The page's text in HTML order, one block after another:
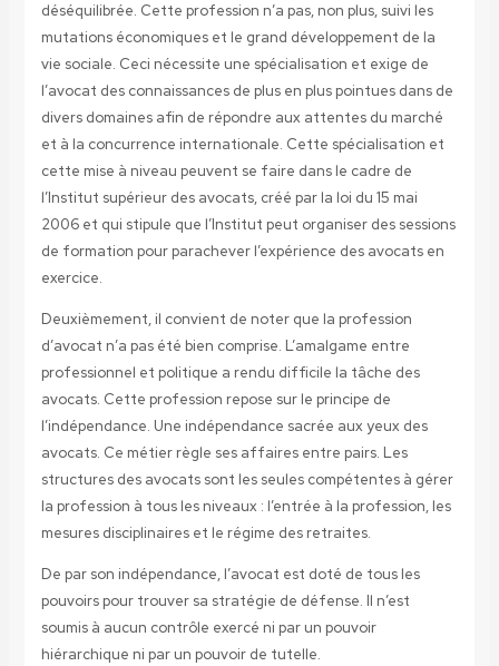
déséquilibrée. Cette profession n’a pas, non plus, suivi les
mutations économiques et le grand développement de la
vie sociale. Ceci nécessite une spécialisation et exige de
l’avocat des connaissances de plus en plus pointues dans de
divers domaines afin de répondre aux attentes du marché
et à la concurrence internationale. Cette spécialisation et
cette mise à niveau peuvent se faire dans le cadre de
l’Institut supérieur des avocats, créé par la loi du 15 mai
2006 et qui stipule que l’Institut peut organiser des sessions
de formation pour parachever l’expérience des avocats en
exercice.
Deuxièmement, il convient de noter que la profession
d’avocat n’a pas été bien comprise. L’amalgame entre
professionnel et politique a rendu difficile la tâche des
avocats. Cette profession repose sur le principe de
l’indépendance. Une indépendance sacrée aux yeux des
avocats. Ce métier règle ses affaires entre pairs. Les
structures des avocats sont les seules compétentes à gérer
la profession à tous les niveaux : l’entrée à la profession, les
mesures disciplinaires et le régime des retraites.
De par son indépendance, l’avocat est doté de tous les
pouvoirs pour trouver sa stratégie de défense. Il n’est
soumis à aucun contrôle exercé ni par un pouvoir
hiérarchique ni par un pouvoir de tutelle.